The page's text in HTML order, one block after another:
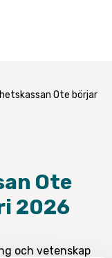
Ote börjar
Ote
2026
och vetenskap